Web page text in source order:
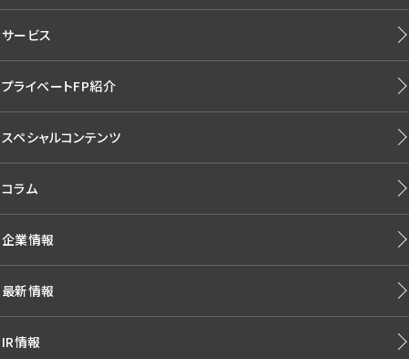
サービス
プライベートFP紹介
スペシャルコンテンツ
コラム
企業情報
最新情報
IR情報